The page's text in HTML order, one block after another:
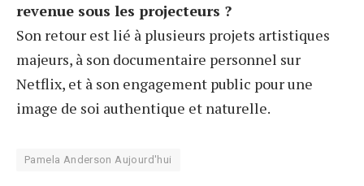
revenue sous les projecteurs ?
Son retour est lié à plusieurs projets artistiques
majeurs, à son documentaire personnel sur
Netflix, et à son engagement public pour une
image de soi authentique et naturelle.
Pamela Anderson Aujourd'hui